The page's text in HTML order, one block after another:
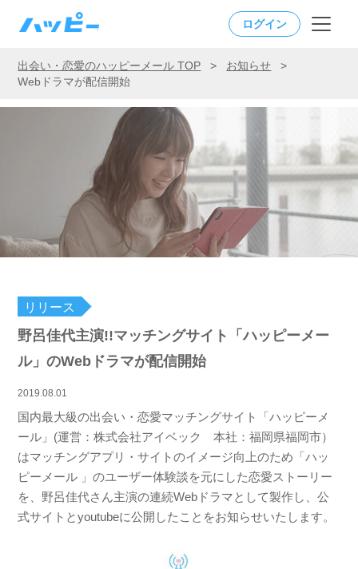
ログイン
出会い・恋愛のハッピーメール TOP > お知らせ
>
Webドラマが配信開始
リリース
野呂佳代主演!!マッチングサイト「ハッピーメー
ル」のWebドラマが配信開始
2019.08.01
国内最大級の出会い・恋愛マッチングサイト「ハッピーメ
ール」(運営：株式会社アイベック 本社：福岡県福岡市）
はマッチングアプリ・サイトのイメージ向上のため「ハッ
ピーメール 」のユーザー体験談を元にした恋愛ストーリー
を、野呂佳代さん主演の連続Webドラマとして製作し、公
式サイトとyoutubeに公開したことをお知らせいたします。